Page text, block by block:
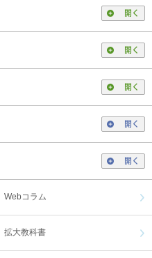
開く
開く
開く
開く
開く
Webコラム
拡大教科書